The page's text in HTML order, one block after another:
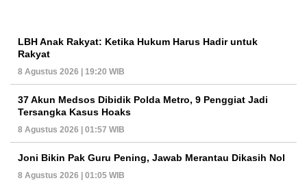
LBH Anak Rakyat: Ketika Hukum Harus Hadir untuk
Rakyat
8 Agustus 2026 | 19:20 WIB
37 Akun Medsos Dibidik Polda Metro, 9 Penggiat Jadi
Tersangka Kasus Hoaks
8 Agustus 2026 | 01:57 WIB
Joni Bikin Pak Guru Pening, Jawab Merantau Dikasih Nol
8 Agustus 2026 | 01:05 WIB